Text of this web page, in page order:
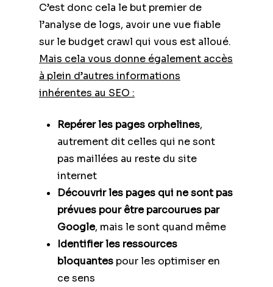
C’est donc cela le but premier de
l’analyse de logs, avoir une vue fiable
sur le budget crawl qui vous est alloué.
Mais cela vous donne également accès
à plein d’autres informations
inhérentes au SEO :
Repérer les pages orphelines,
autrement dit celles qui ne sont
pas maillées au reste du site
internet
Découvrir les pages qui ne sont pas
prévues pour être parcourues par
Google, mais le sont quand même
Identifier les ressources
bloquantes pour les optimiser en
ce sens